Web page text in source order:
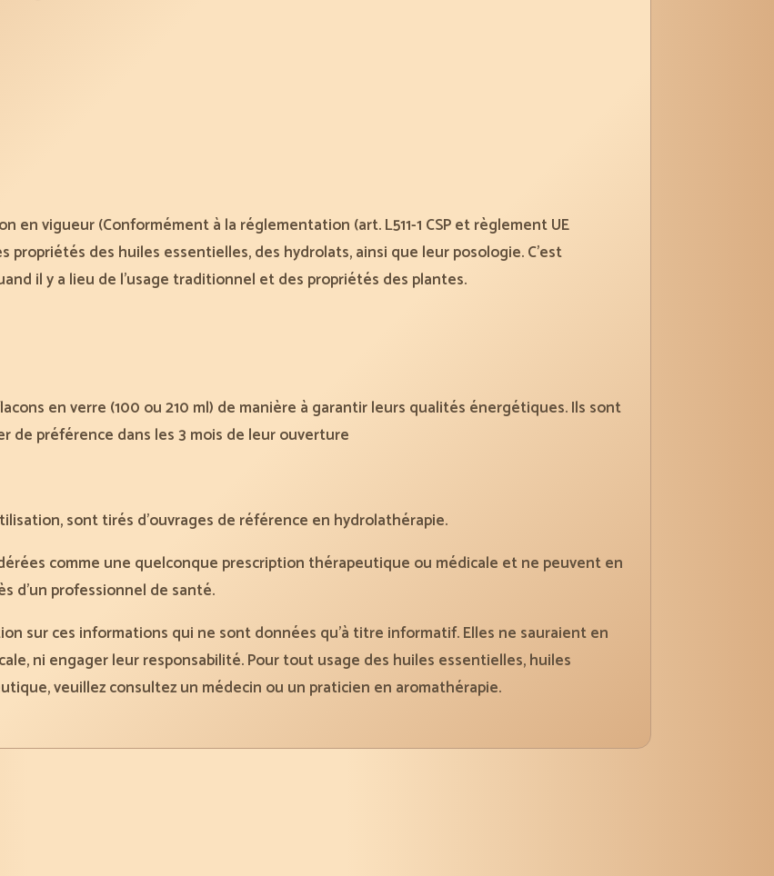
en vigueur (Conformément à la réglementation (art. L511-1 CSP et règlement UE
propriétés des huiles essentielles, des hydrolats, ainsi que leur posologie. C’est
il y a lieu de l’usage traditionnel et des propriétés des plantes.
en verre (100 ou 210 ml) de manière à garantir leurs qualités énergétiques. Ils sont
de préférence dans les 3 mois de leur ouverture
sont tirés d’ouvrages de référence en hydrolathérapie.
comme une quelconque prescription thérapeutique ou médicale et ne peuvent en
d’un professionnel de santé.
sur ces informations qui ne sont données qu’à titre informatif. Elles ne sauraient en
ni engager leur responsabilité. Pour tout usage des huiles essentielles, huiles
veuillez consultez un médecin ou un praticien en aromathérapie.